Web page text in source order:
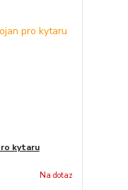
kytaru
Na dotaz